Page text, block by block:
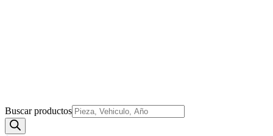
Buscar productos